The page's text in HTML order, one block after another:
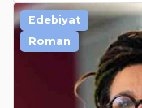
Edebiyat
Roman